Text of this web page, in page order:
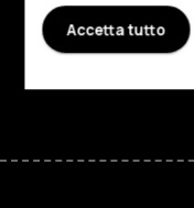
Assistenza
Accetta tutto